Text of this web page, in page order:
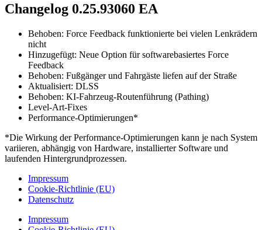
Changelog 0.25.93060 EA
Behoben: Force Feedback funktionierte bei vielen Lenkrädern
nicht
Hinzugefügt: Neue Option für softwarebasiertes Force
Feedback
Behoben: Fußgänger und Fahrgäste liefen auf der Straße
Aktualisiert: DLSS
Behoben: KI-Fahrzeug-Routenführung (Pathing)
Level-Art-Fixes
Performance-Optimierungen*
*Die Wirkung der Performance-Optimierungen kann je nach System
variieren, abhängig von Hardware, installierter Software und
laufenden Hintergrundprozessen.
Impressum
Cookie-Richtlinie (EU)
Datenschutz
Impressum